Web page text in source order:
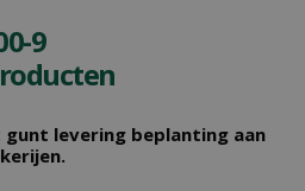
9
levering beplanting aan